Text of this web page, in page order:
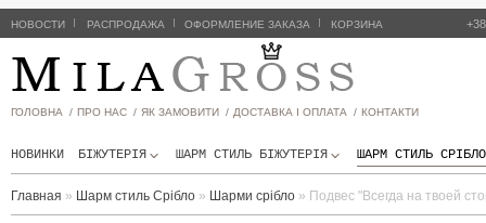
НОВОСТИ РАСПРОДАЖА ОФОРМЛЕНИЕ ЗАКАЗА КОРЗИНА
ГОЛОВНА / ПРО НАС / ЯК ЗАМОВИТИ / ДОСТАВКА І ОПЛАТА / КОНТАКТИ
НОВИНКИ БІЖУТЕРІЯ ШАРМ СТИЛЬ БIЖУТЕРIЯ ШАРМ СТИЛЬ СРІБЛО
Главная » Шарм стиль Срібло » Шарми срібло » Подвес "Всегда на твоей